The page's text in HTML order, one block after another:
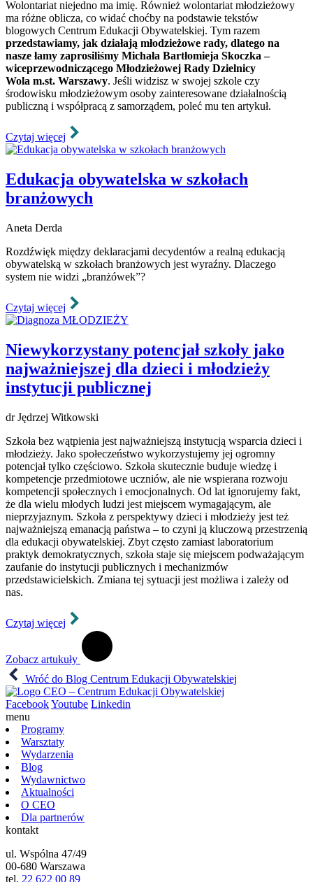
Wolontariat niejedno ma imię. Również wolontariat młodzieżowy
ma różne oblicza, co widać choćby na podstawie tekstów
blogowych Centrum Edukacji Obywatelskiej. Tym razem
przedstawiamy, jak działają młodzieżowe rady, dlatego na
nasze łamy zaprosiliśmy Michała Bartłomieja Skoczka –
wiceprzewodniczącego Młodzieżowej Rady Dzielnicy
Wola m.st. Warszawy. Jeśli widzisz w swojej szkole czy
środowisku młodzieżowym osoby zainteresowane działalnością
publiczną i współpracą z samorządem, poleć mu ten artykuł.
Czytaj więcej
Edukacja obywatelska w szkołach
branżowych
Aneta Derda
Rozdźwięk między deklaracjami decydentów a realną edukacją
obywatelską w szkołach branżowych jest wyraźny. Dlaczego
system nie widzi „branżówek”?
Czytaj więcej
Niewykorzystany potencjał szkoły jako
najważniejszej dla dzieci i młodzieży
instytucji publicznej
dr Jędrzej Witkowski
Szkoła bez wątpienia jest najważniejszą instytucją wsparcia dzieci i
młodzieży. Jako społeczeństwo wykorzystujemy jej ogromny
potencjał tylko częściowo. Szkoła skutecznie buduje wiedzę i
kompetencje przedmiotowe uczniów, ale nie wspierana rozwoju
kompetencji społecznych i emocjonalnych. Od lat ignorujemy fakt,
że dla wielu młodych ludzi jest miejscem wymagającym, ale
nieprzyjaznym. Szkoła z perspektywy dzieci i młodzieży jest też
najważniejszą emanacją państwa – to czyni ją kluczową przestrzenią
dla edukacji obywatelskiej. Zbyt często zamiast laboratorium
praktyk demokratycznych, szkoła staje się miejscem podważającym
zaufanie do instytucji publicznych i mechanizmów
przedstawicielskich. Zmiana tej sytuacji jest możliwa i zależy od
nas.
Czytaj więcej
Zobacz artukuły
Wróć do Blog Centrum Edukacji Obywatelskiej
FacebookYoutube Linkedin
menu
Programy
Warsztaty
Wydarzenia
Blog
Wydawnictwo
Aktualności
O CEO
Dla partnerów
kontakt
ul. Wspólna 47/49
00-680 Warszawa
tel. 22 622 00 89